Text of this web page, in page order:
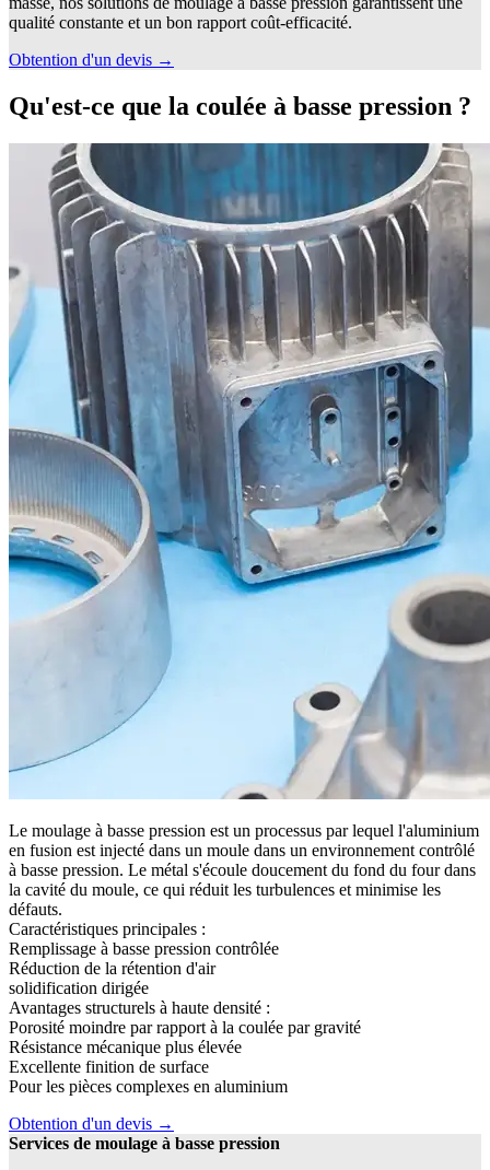
qualité constante et un bon rapport coût-efficacité.
Obtention d'un devis →
Qu'est-ce que la coulée à basse pression ?
Le moulage à basse pression est un processus par lequel l'aluminium
en fusion est injecté dans un moule dans un environnement contrôlé
à basse pression. Le métal s'écoule doucement du fond du four dans
la cavité du moule, ce qui réduit les turbulences et minimise les
défauts.
Caractéristiques principales :
Remplissage à basse pression contrôlée
Réduction de la rétention d'air
solidification dirigée
Avantages structurels à haute densité :
Porosité moindre par rapport à la coulée par gravité
Résistance mécanique plus élevée
Excellente finition de surface
Pour les pièces complexes en aluminium
Obtention d'un devis →
Services de moulage à basse pression